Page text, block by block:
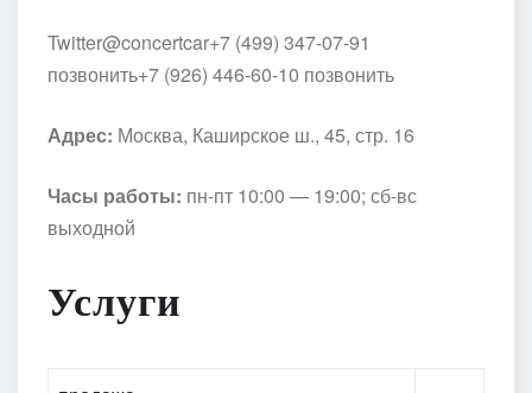
Twitter@concertcar+7 (499) 347-07-91
позвонить+7 (926) 446-60-10 позвонить
Адрес: Москва, Каширское ш., 45, стр. 16
Часы работы: пн-пт 10:00 — 19:00; сб-вс
выходной
Услуги